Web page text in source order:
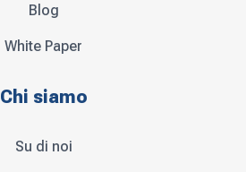
Blog
White Paper
Chi siamo
Su di noi